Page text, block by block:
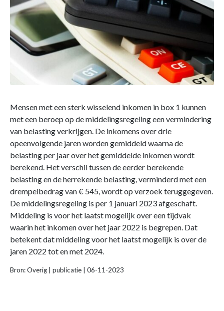
Mensen met een sterk wisselend inkomen in box 1 kunnen
met een beroep op de middelingsregeling een vermindering
van belasting verkrijgen. De inkomens over drie
opeenvolgende jaren worden gemiddeld waarna de
belasting per jaar over het gemiddelde inkomen wordt
berekend. Het verschil tussen de eerder berekende
belasting en de herrekende belasting, verminderd met een
drempelbedrag van € 545, wordt op verzoek teruggegeven.
De middelingsregeling is per 1 januari 2023 afgeschaft.
Middeling is voor het laatst mogelijk over een tijdvak
waarin het inkomen over het jaar 2022 is begrepen. Dat
betekent dat middeling voor het laatst mogelijk is over de
jaren 2022 tot en met 2024.
Bron: Overig | publicatie | 06-11-2023